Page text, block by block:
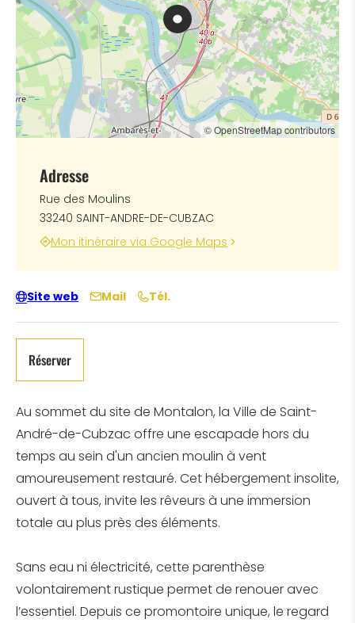
Au sommet du site de Montalon, la Ville de Saint-
André-de-Cubzac offre une escapade hors du
temps au sein d'un ancien moulin à vent
amoureusement restauré. Cet hébergement insolite,
ouvert à tous, invite les rêveurs à une immersion
totale au plus près des éléments.
Sans eau ni électricité, cette parenthèse
volontairement rustique permet de renouer avec
l’essentiel. Depuis ce promontoire unique, le regard
© OpenStreetMap contributors
Adresse
Rue des Moulins
33240 SAINT-ANDRE-DE-CUBZAC
Mon itinéraire via Google Maps
Site web Mail Tél.
Réserver